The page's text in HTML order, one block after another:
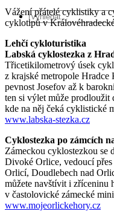
Vážení přátelé cyklistiky a
cyklotipů v
Lehčí cykloturistika
Labská cyklostezka z
Třicetikilometrový úsek
z krajské metropole
pevnost Josefov až k
ten si výlet může prodloužit
kde na něj čeká cyklistické
www.labska­‑stezka.cz
Cyklostezka po zámcích
Zámeckou cyklostezkou se
Divoké Orlice, vedoucí
Orlicí, Doudlebech nad
můžete navštívit i zříceninu
v častolovické zámecké
www.mojeorlickehory.cz